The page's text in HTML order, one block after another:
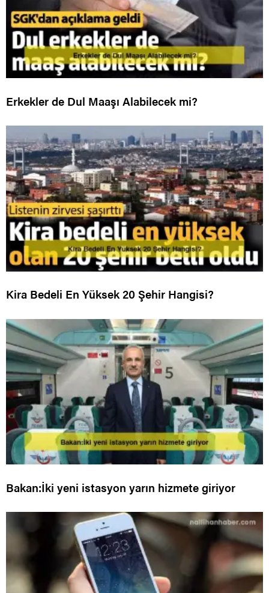
Erkekler de Dul Maaşı Alabilecek mi?
Kira Bedeli En Yüksek 20 Şehir Hangisi?
Bakan:İki yeni istasyon yarın hizmete giriyor